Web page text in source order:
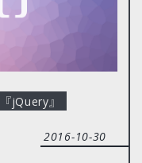
jQuery』
2016-10-30